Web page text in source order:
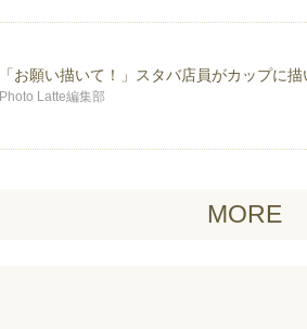
「お願い描いて！」スタバ店員がカップに
Photo Latte編集部
MORE